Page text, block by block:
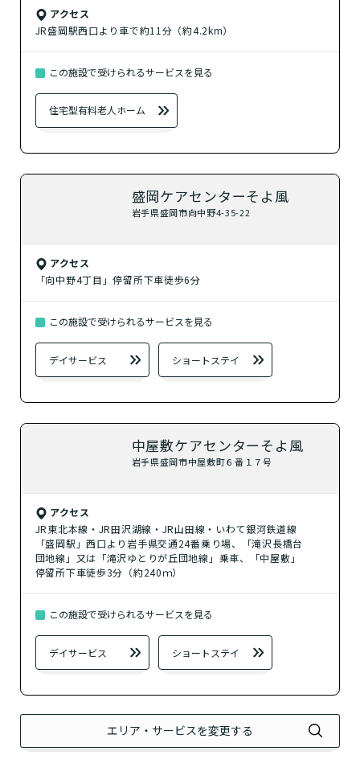
小規模多機能型居宅介護 ？
看護小規模多機能型居宅介護
居宅介護支援
アクセス
JR盛岡駅西口より車で約11分（約4.2km）
この施設で受けられるサービスを見る
住宅型有料老人ホーム
盛岡ケアセンターそよ風
岩手県盛岡市向中野4-35-22
アクセス
「向中野4丁目」停留所下車徒歩6分
この施設で受けられるサービスを見る
デイサービス ショートステイ
中屋敷ケアセンターそよ風
岩手県盛岡市中屋敷町６番１７号
アクセス
JR東北本線・JR田沢湖線・JR山田線・いわて銀河鉄道線
「盛岡駅」西口より岩手県交通24番乗り場、「滝沢長橋台
団地線」又は「滝沢ゆとりが丘団地線」乗車、「中屋敷」
停留所下車徒歩3分（約240ｍ）
この施設で受けられるサービスを見る
デイサービス ショートステイ
エリア・サービスを変更する
あなたに適しているのは?
用途やご利用目的が違います。
「どのサービスを使ったらいいのかわからな
しょう!最大4つの質問に答えていただくだけ
で、おすすめの介護保険サービスを紹介しま
要介護認定を受け、要支援１～２、
要介護１～５、いずれかの判定を受
けていますか？
はい
ご自宅で生活しながら介護サービス
を使いたいですか？
老人ホームなどの施設に移り住みた
自宅で生活しながら
使いたい
現在、日常生活を送るうえで誰かの
介護などサポートが必要ですか？
必要
介護スタッフにご自宅に来てもらい
たいですか？
介護施設へ通いたいですか？
通いたい
認知症の診断を受けていますか？
または物忘れなど認知症の疑いはあ
りますか？
はい
日帰りで使いたいですか？
一時的に宿泊したいですか？
日帰りで使いたい
要支援１～２・要介護１～２です
か？
要介護３～５ですか？
要支援１～２
要介護１～２